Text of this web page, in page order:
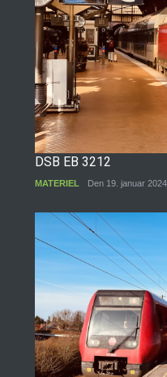
DSB EB 3212
MATERIEL Den 19. januar 2024